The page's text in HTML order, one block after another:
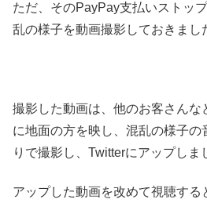
ただ、そのPayPay支払いストッ
乱の様子を動画撮影しておきまし
撮影した動画は、他のお客さんな
に地面の方を映し、混乱の様子の
りで撮影し、Twitterにアップしま
アップした動画を改めて視聴する